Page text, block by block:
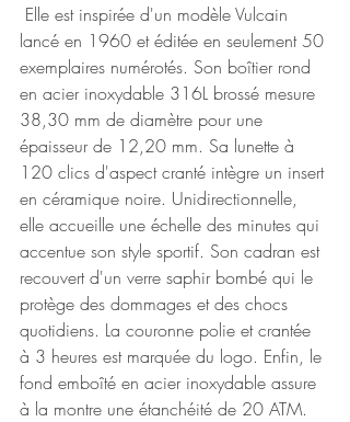
Elle est inspirée d'un modèle Vulcain
lancé en 1960 et éditée en seulement 50
exemplaires numérotés. Son boîtier rond
en acier inoxydable 316L brossé mesure
38,30 mm de diamètre pour une
épaisseur de 12,20 mm. Sa lunette à
120 clics d'aspect cranté intègre un insert
en céramique noire. Unidirectionnelle,
elle accueille une échelle des minutes qui
accentue son style sportif. Son cadran est
recouvert d'un verre saphir bombé qui le
protège des dommages et des chocs
quotidiens. La couronne polie et crantée
à 3 heures est marquée du logo. Enfin, le
fond emboîté en acier inoxydable assure
à la montre une étanchéité de 20 ATM.